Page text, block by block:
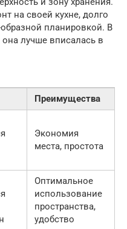
на своей кухне, долго
планировкой. В
она лучше вписалась в
Преимущества
Экономия
места, простота
Оптимальное
использование
пространства,
удобство